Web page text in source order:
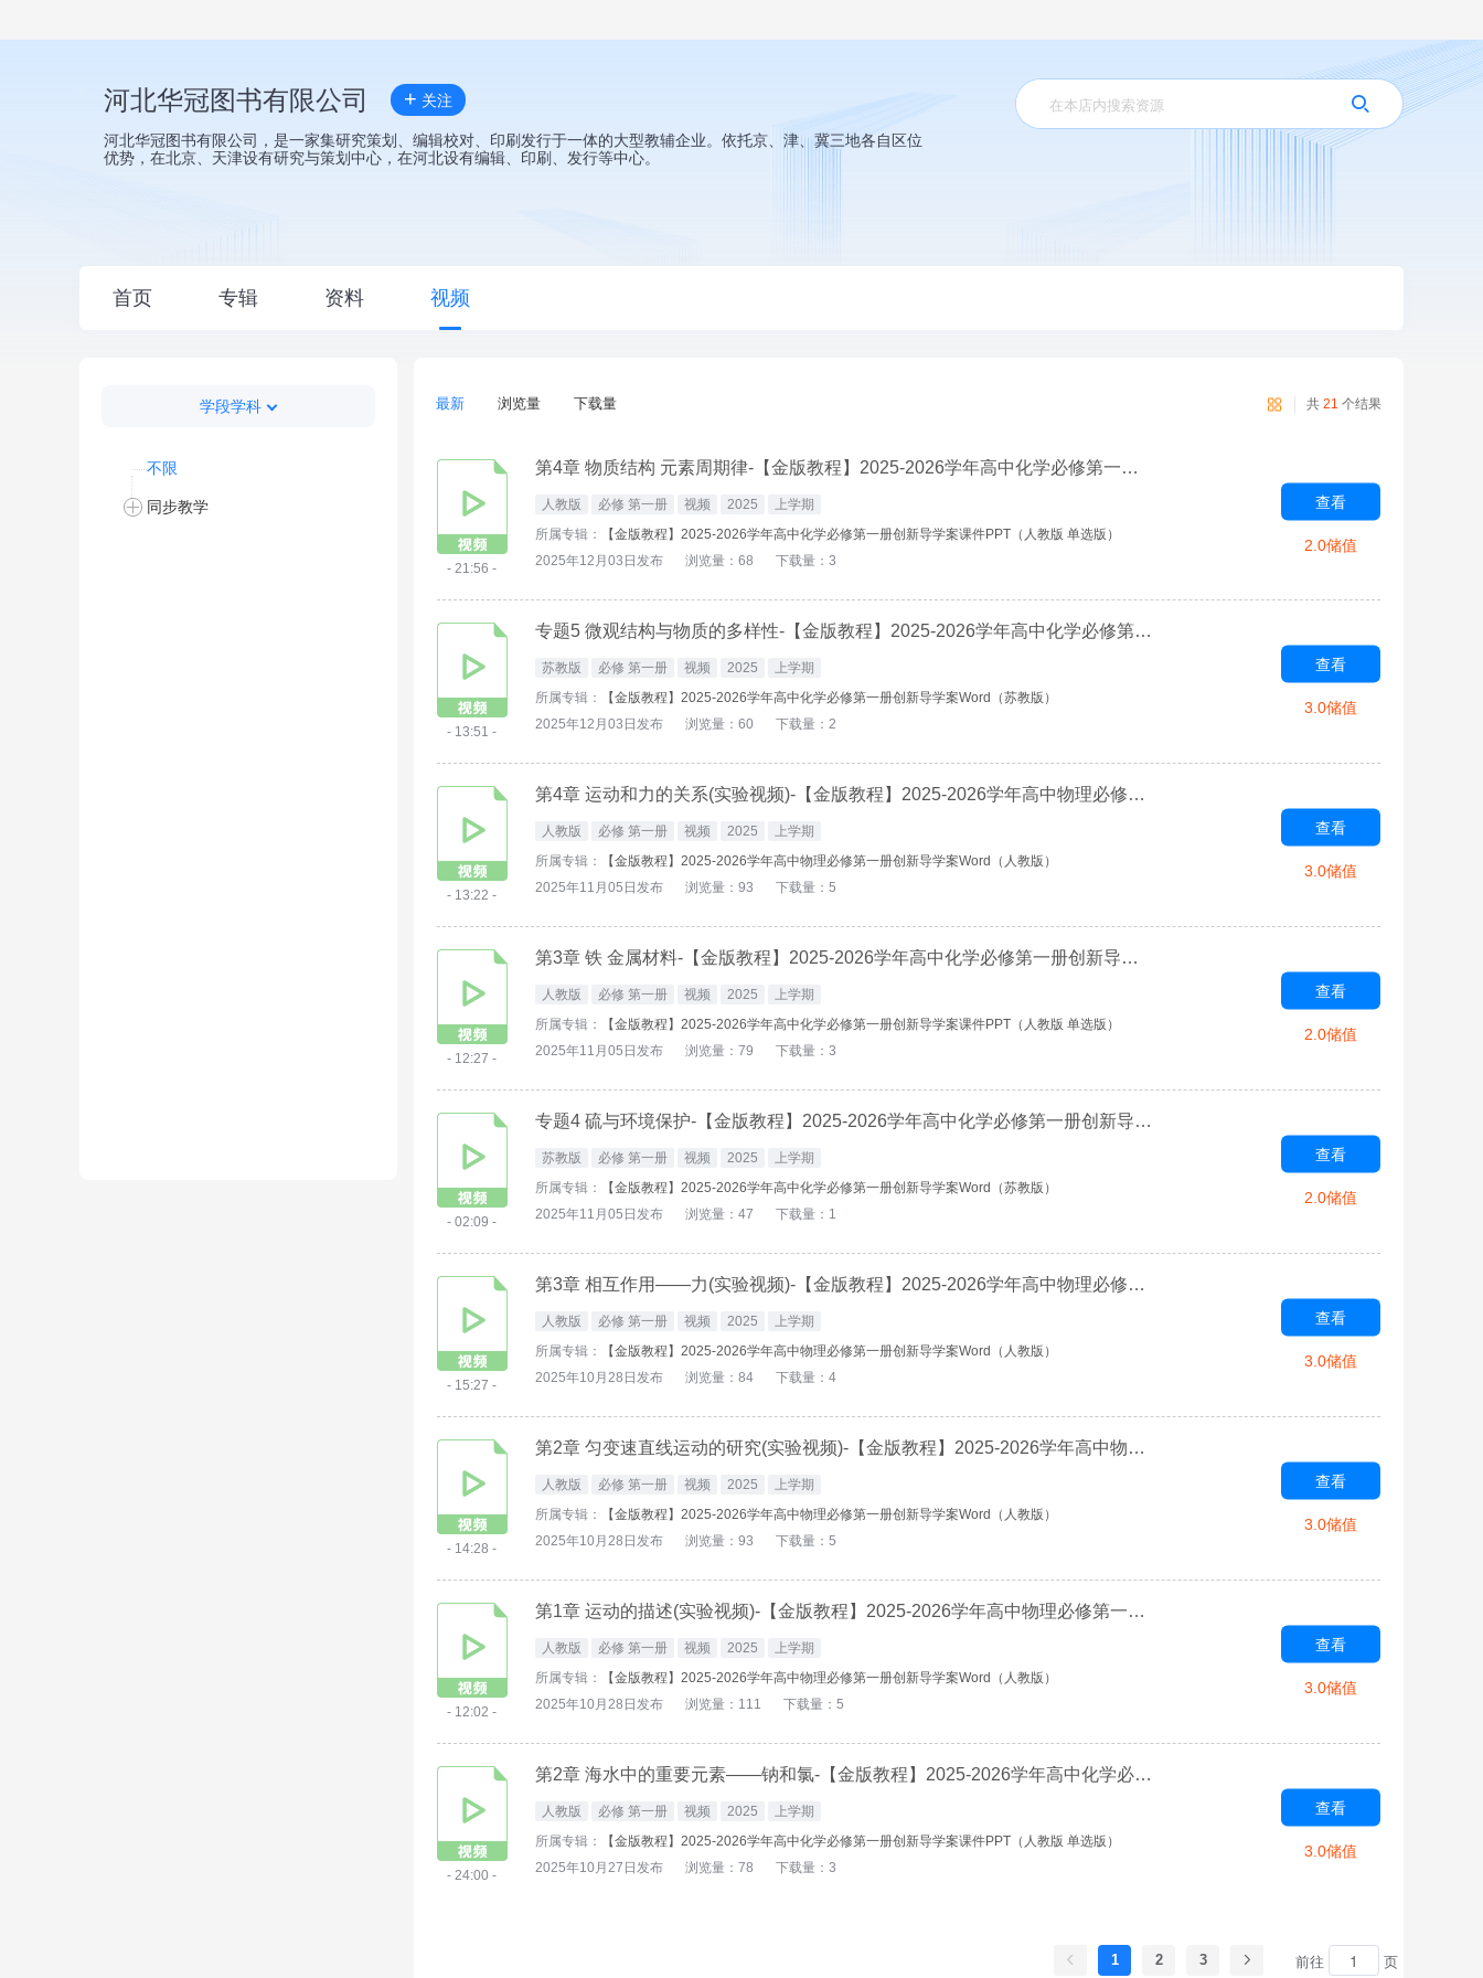
河北华冠图书有限公司 + 关注
河北华冠图书有限公司，是一家集研究策划、编辑校对、印刷发行于一体的大型教辅企业。依托京、津、冀三地各自区位
优势，在北京、天津设有研究与策划中心，在河北设有编辑、印刷、发行等中心。
首页 专辑 资料 视频
学段学科
不限
同步教学
最新 浏览量 下载量 共 21 个结果
- 21:56 -
第4章 物质结构 元素周期律-【金版教程】2025-2026学年高中化学必修第一册创新导学案（人教版）
人教版 必修 第一册 视频 2025
上学期
所属专辑：
【金版教程】2025-2026学年高中化学必修第一册创新导学案课件PPT（人教版 单选版）
2025年12月03日发布
浏览量：68 下载量：3
查看
2.0储值
- 13:51 -
专题5 微观结构与物质的多样性-【金版教程】2025-2026学年高中化学必修第一册创新导学案（苏教版）
苏教版 必修 第一册 视频 2025
上学期
所属专辑：
【金版教程】2025-2026学年高中化学必修第一册创新导学案Word（苏教版）
2025年12月03日发布
浏览量：60 下载量：2
查看
3.0储值
- 13:22 -
第4章 运动和力的关系(实验视频)-【金版教程】2025-2026学年高中物理必修第一册创新导学案（人教版）
人教版 必修 第一册 视频 2025
上学期
所属专辑：
【金版教程】2025-2026学年高中物理必修第一册创新导学案Word（人教版）
2025年11月05日发布
浏览量：93 下载量：5
查看
3.0储值
- 12:27 -
第3章 铁 金属材料-【金版教程】2025-2026学年高中化学必修第一册创新导学案（人教版）
人教版 必修 第一册 视频 2025
上学期
所属专辑：
【金版教程】2025-2026学年高中化学必修第一册创新导学案课件PPT（人教版 单选版）
2025年11月05日发布
浏览量：79 下载量：3
查看
2.0储值
- 02:09 -
专题4 硫与环境保护-【金版教程】2025-2026学年高中化学必修第一册创新导学案（苏教版）
苏教版 必修 第一册 视频 2025
上学期
所属专辑：
【金版教程】2025-2026学年高中化学必修第一册创新导学案Word（苏教版）
2025年11月05日发布
浏览量：47 下载量：1
查看
2.0储值
- 15:27 -
第3章 相互作用——力(实验视频)-【金版教程】2025-2026学年高中物理必修第一册创新导学案（人教版）
人教版 必修 第一册 视频 2025
上学期
所属专辑：
【金版教程】2025-2026学年高中物理必修第一册创新导学案Word（人教版）
2025年10月28日发布
浏览量：84 下载量：4
查看
3.0储值
- 14:28 -
第2章 匀变速直线运动的研究(实验视频)-【金版教程】2025-2026学年高中物理必修第一册创新导学案（人教版）
人教版 必修 第一册 视频 2025
上学期
所属专辑：
【金版教程】2025-2026学年高中物理必修第一册创新导学案Word（人教版）
2025年10月28日发布
浏览量：93 下载量：5
查看
3.0储值
- 12:02 -
第1章 运动的描述(实验视频)-【金版教程】2025-2026学年高中物理必修第一册创新导学案（人教版）
人教版 必修 第一册 视频 2025
上学期
所属专辑：
【金版教程】2025-2026学年高中物理必修第一册创新导学案Word（人教版）
2025年10月28日发布
浏览量：111 下载量：5
查看
3.0储值
- 24:00 -
第2章 海水中的重要元素——钠和氯-【金版教程】2025-2026学年高中化学必修第一册创新导学案（人教版）
人教版 必修 第一册 视频 2025
上学期
所属专辑：
【金版教程】2025-2026学年高中化学必修第一册创新导学案课件PPT（人教版 单选版）
2025年10月27日发布
浏览量：78 下载量：3
查看
3.0储值
1 2 3 前往 页